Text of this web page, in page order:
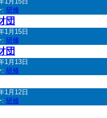
: 研修
団
1月15日
: 研修
団
1月13日
: 研修
1月12日
: 研修